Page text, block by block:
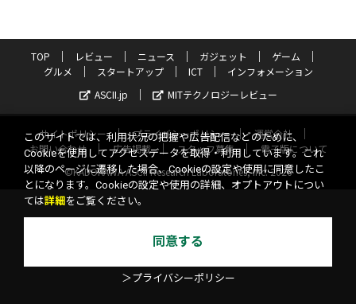
TOP レビュー ニュース ガジェット
ゲーム
グルメ
スタートアップ ICT
インフォメーション
ASCII.jp
MITテクノロジーレビュー
サイトポリシー プライバシーポリシー
運営会社
お問い合わせ
広告掲載 スタッフ募集
電子版について
©KADOKAWA ASCII Research Laboratories, Inc. 2026
このサイトでは、利用状況の把握や広告配信などのために、
Cookieを使用してアクセスデータを取得・利用しています。これ
以降のページに遷移した場合、Cookieの設定や使用に同意したこ
とになります。Cookieの設定や使用の詳細、オプトアウトについ
ては詳細 をご覧ください。
同意する
＞プライバシーポリシー